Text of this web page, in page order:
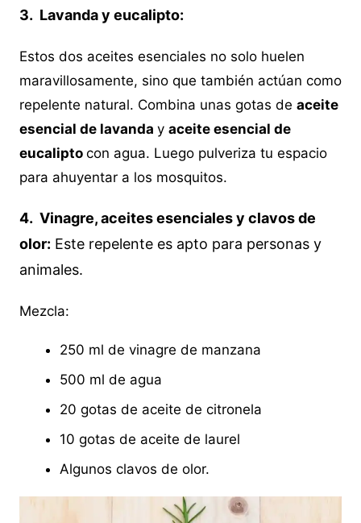
3. Lavanda y eucalipto:
Estos dos aceites esenciales no solo huelen
maravillosamente, sino que también actúan como
repelente natural. Combina unas gotas de aceite
esencial de lavanda y aceite esencial de
eucalipto con agua. Luego pulveriza tu espacio
para ahuyentar a los mosquitos.
4. Vinagre, aceites esenciales y clavos de
olor: Este repelente es apto para personas y
animales.
Mezcla:
250 ml de vinagre de manzana
500 ml de agua
20 gotas de aceite de citronela
10 gotas de aceite de laurel
Algunos clavos de olor.